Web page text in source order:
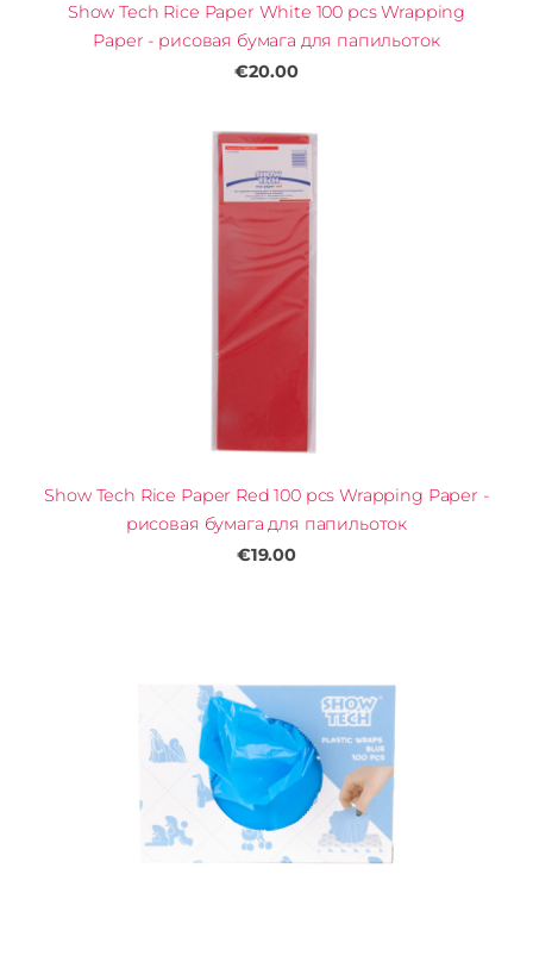
Show Tech Rice Paper White 100 pcs Wrapping
Paper - рисовая бумага для папильоток
€20.00
Show Tech Rice Paper Red 100 pcs Wrapping Paper -
рисовая бумага для папильоток
€19.00